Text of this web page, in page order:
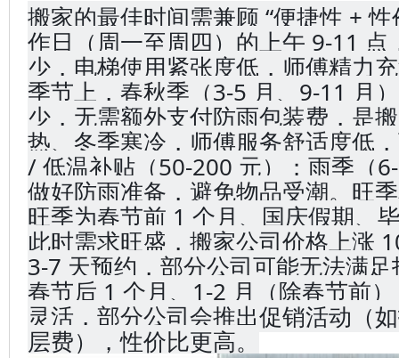
搬家的最佳时间需兼顾 “便捷性 +
作日（周一至周四）的上午 9-11 点
少，电梯使用紧张度低，师傅精力
季节上，春秋季（3-5 月、9-11 月
少，无需额外支付防雨包装费，是
热、冬季寒冷，师傅服务舒适度低
/ 低温补贴（50-200 元）；雨季（
做好防雨准备，避免物品受潮。旺
旺季为春节前 1 个月、国庆假期、
此时需求旺盛，搬家公司价格上涨
3-7 天预约，部分公司可能无法满
春节后 1 个月、1-2 月（除春节前
灵活，部分公司会推出促销活动（
层费），性价比更高。